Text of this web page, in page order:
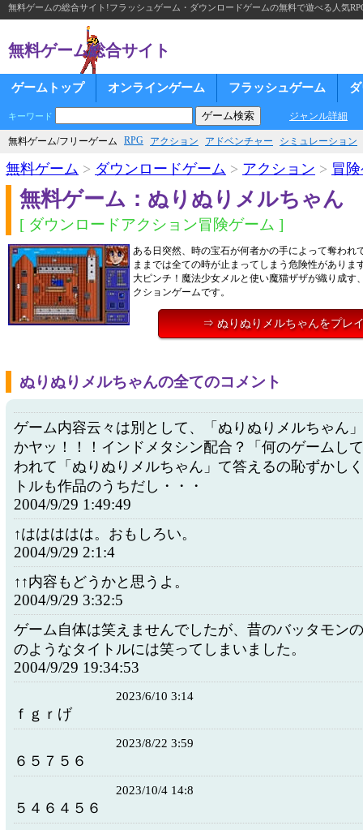
無料ゲームの総合サイト!フラッシュゲーム・ダウンロードゲームの無料で遊べる人気
無料ゲーム総合サイト
ゲームトップ オンラインゲーム フラッシュゲーム
キーワード ジャンル詳細
無料ゲーム/フリーゲーム RPG アクション アドベンチャー シミュレーション
無料ゲーム > ダウンロードゲーム > アクション > 冒
無料ゲーム：ぬりぬりメルちゃん
[ ダウンロードアクション冒険ゲーム ]
ある日突然、時の宝石が何者かの手によって奪われ
ままでは全ての時が止まってしまう危険性がありま
大ピンチ！魔法少女メルと使い魔猫ザザが織り成す
クションゲームです。
⇒ ぬりぬりメルちゃんをプレ
ぬりぬりメルちゃんの全てのコメント
ゲーム内容云々は別として、「ぬりぬりメルちゃん
かヤッ！！！インドメタシン配合？「何のゲームし
われて「ぬりぬりメルちゃん」て答えるの恥ずかし
トルも作品のうちだし・・・
2004/9/29 1:49:49
↑ははははは。おもしろい。
2004/9/29 2:1:4
↑↑内容もどうかと思うよ。
2004/9/29 3:32:5
ゲーム自体は笑えませんでしたが、昔のバッタモン
のようなタイトルには笑ってしまいました。
2004/9/29 19:34:53
2023/6/10 3:14
ｆｇｒげ
2023/8/22 3:59
６５７５６
2023/10/4 14:8
５４６４５６